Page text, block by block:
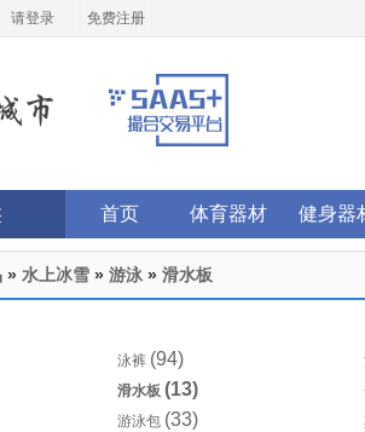
请登录 免费注册
首页 体育器材 健身器
» 水上冰雪 » 游泳 » 滑水板
泳裤 (94)
滑水板 (13)
游泳包 (33)